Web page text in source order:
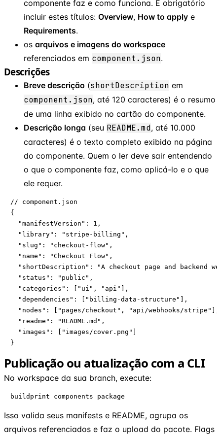
componente faz e como funciona. É obrigatório
incluir estes títulos: Overview, How to apply e
Requirements.
os arquivos e imagens do workspace
referenciados em component.json.
Descrições
Breve descrição (shortDescription em
component.json, até 120 caracteres) é o resumo
de uma linha exibido no cartão do componente.
Descrição longa (seu README.md, até 10.000
caracteres) é o texto completo exibido na página
do componente. Quem o ler deve sair entendendo
o que o componente faz, como aplicá-lo e o que
ele requer.
// component.json
{
  "manifestVersion": 1,
  "library": "stripe-billing",
  "slug": "checkout-flow",
  "name": "Checkout Flow",
"shortDescription": "A checkout page and backend
  "status": "public",
  "categories": ["ui", "api"],
  "dependencies": ["billing-data-structure"],
  "nodes": ["pages/checkout", "api/webhooks/stripe"],
  "readme": "README.md",
  "images": ["images/cover.png"]
}
Publicação ou atualização com a CLI
No workspace da sua branch, execute:
buildprint components package
Isso valida seus manifests e README, agrupa os
arquivos referenciados e faz o upload do pacote. Flags